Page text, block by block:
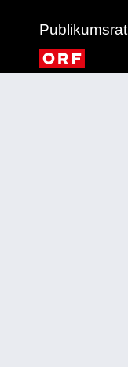
Publikumsrat